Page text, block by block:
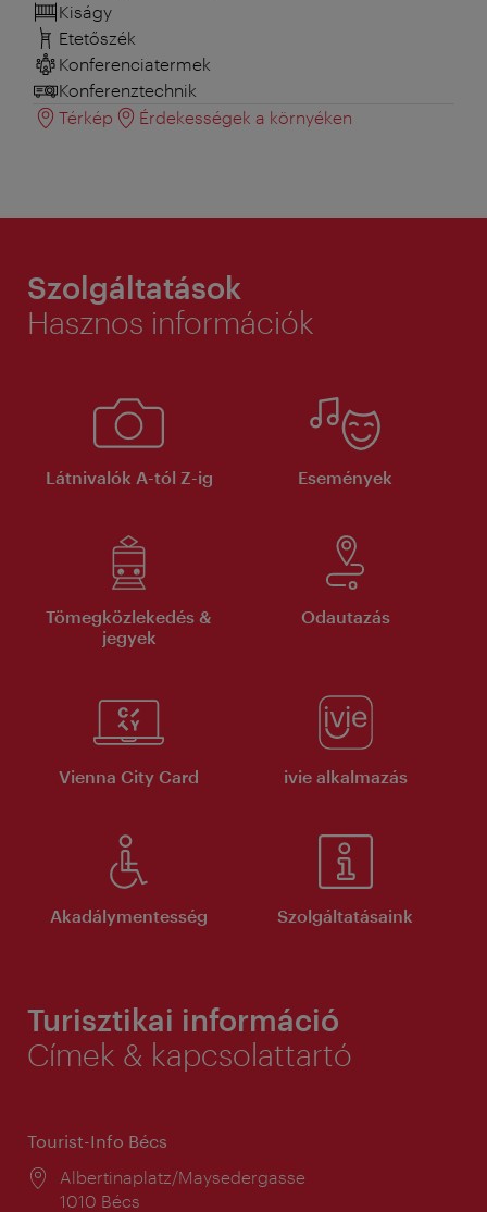
Kiságy
Etetőszék
Konferenciatermek
Konferenztechnik
Térkép
Érdekességek a környéken
Szolgáltatások
Hasznos információk
Látnivalók A-tól Z-ig Események
Tömegközlekedés &
jegyek
Odautazás
Vienna City Card ivie alkalmazás
Akadálymentesség Szolgáltatásaink
Turisztikai információ
Címek & kapcsolattartó
Tourist-Info Bécs
Helyszín:
Albertinaplatz/Maysedergasse
1010 Bécs